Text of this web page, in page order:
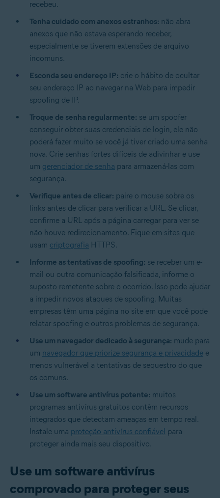
recebeu.
Tenha cuidado com anexos estranhos: não abra
anexos que não estava esperando receber,
especialmente se tiverem extensões de arquivo
incomuns.
Esconda seu endereço IP: crie o hábito de ocultar
seu endereço IP ao navegar na Web para impedir
spoofing de IP.
Troque de senha regularmente: se um spoofer
conseguir obter suas credenciais de login, ele não
poderá fazer muito se você já tiver criado uma senha
nova. Crie senhas fortes difíceis de adivinhar e use
um gerenciador de senha para armazená-las com
segurança.
Verifique antes de clicar: paire o mouse sobre os
links antes de clicar para verificar a URL. Se clicar,
confirme a URL após a página carregar para ver se
não houve redirecionamento. Fique em sites que
usam criptografia HTTPS.
Informe as tentativas de spoofing: se receber um e-
mail ou outra comunicação falsificada, informe o
suposto remetente sobre o ocorrido. Isso pode ajudar
a impedir novos ataques de spoofing. Muitas
empresas têm uma página no site em que você pode
relatar spoofing e outros problemas de segurança.
Use um navegador dedicado à segurança: mude para
um navegador que priorize segurança e privacidade e
menos vulnerável a tentativas de sequestro do que
os comuns.
Use um software antivírus potente: muitos
programas antivírus gratuitos contêm recursos
integrados que detectam ameaças em tempo real.
Instale uma proteção antivírus confiável para
proteger ainda mais seu dispositivo.
Use um software antivírus
comprovado para proteger seus